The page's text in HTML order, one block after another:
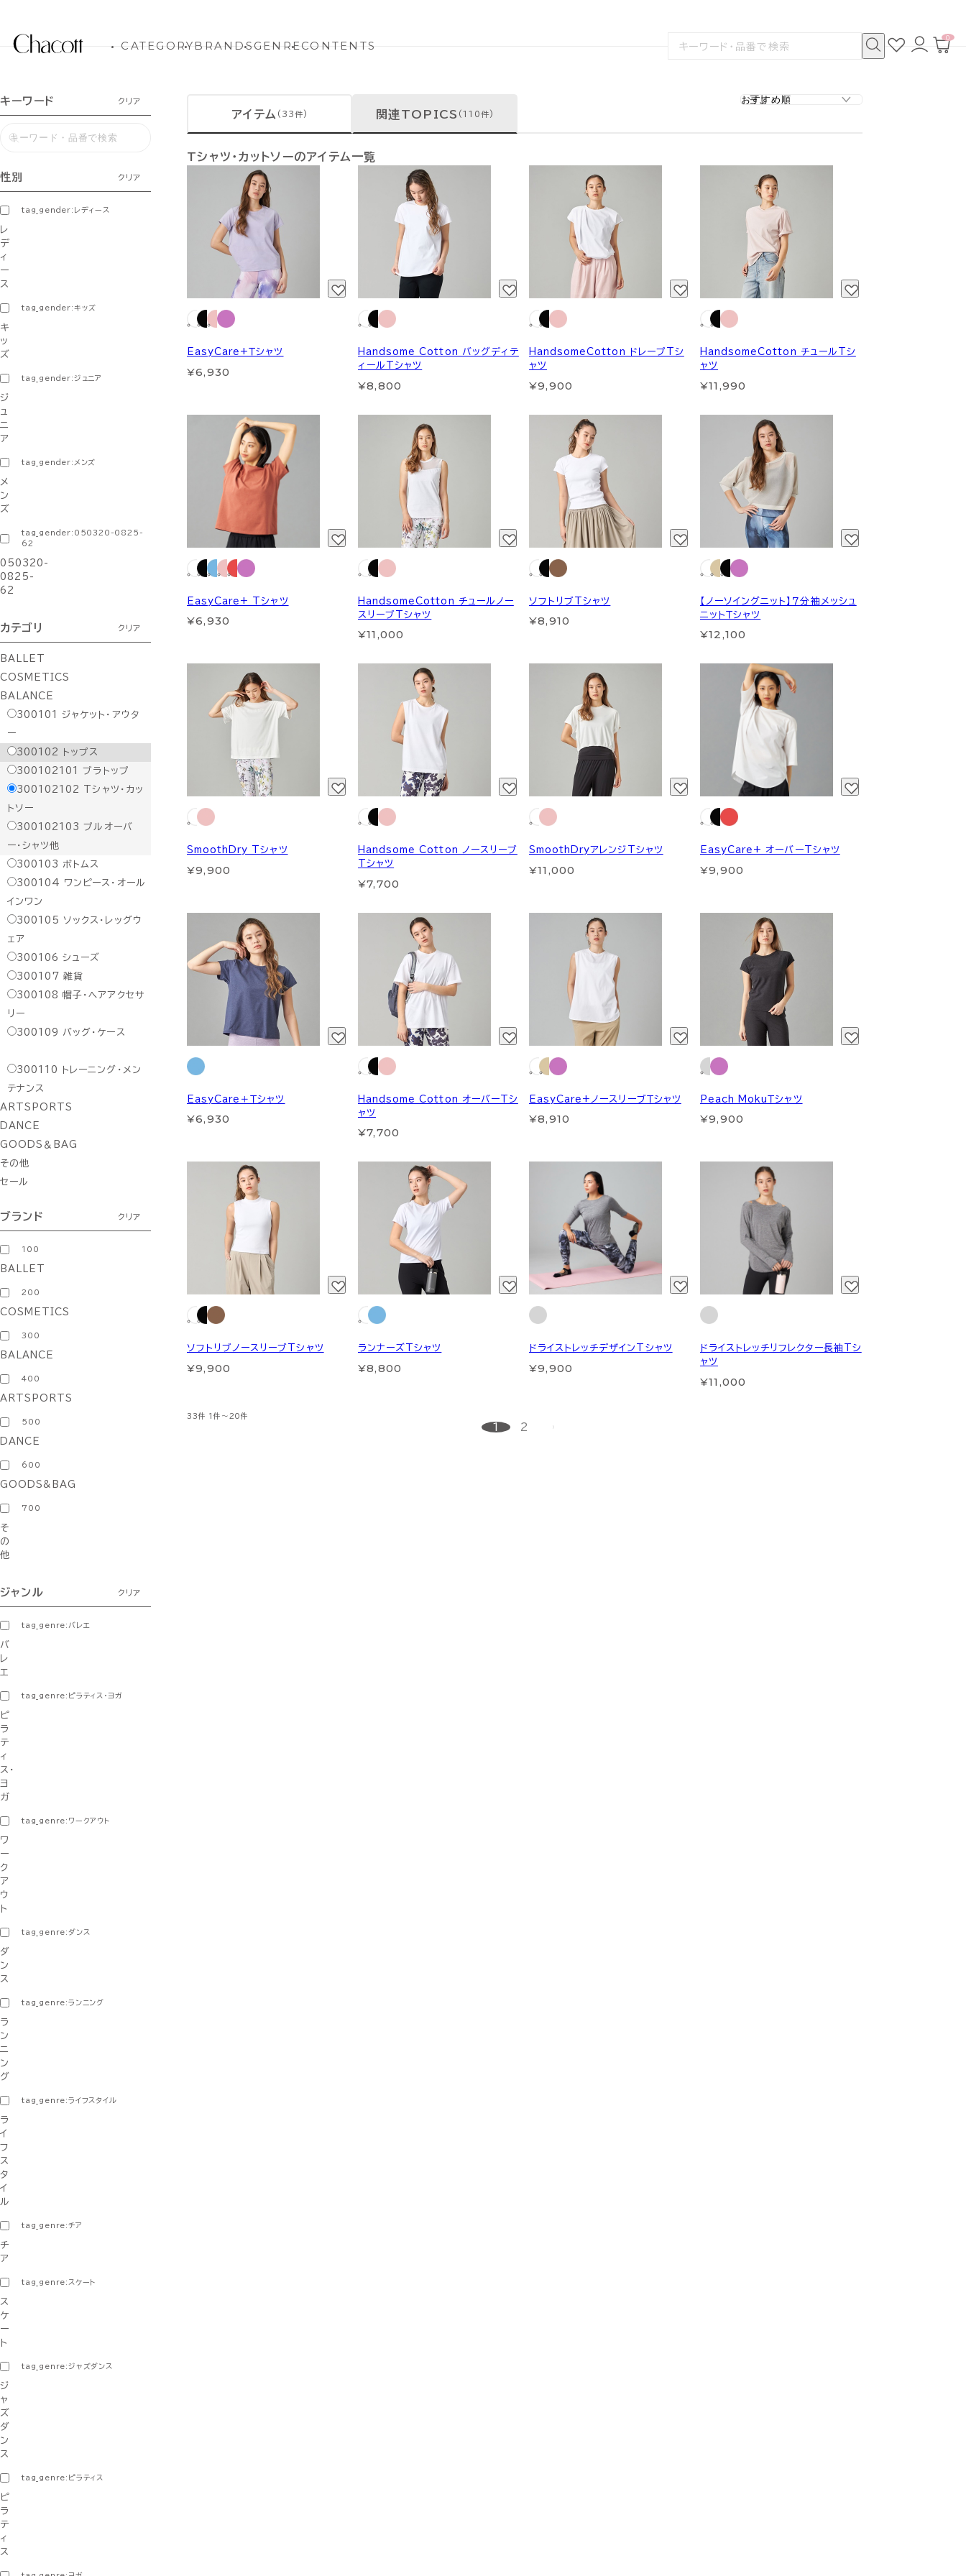
CATEGORYBRANDSGENRECONTENTS
検
お
気
ロ
グ
カ
0
キーワード クリア
性別 クリア
tag_gender:レディース
レ
デ
ィ
ー
ス
tag_gender:キッズ
キ
ッ
ズ
tag_gender:ジュニア
ジ
ュ
ニ
ア
tag_gender:メンズ
メ
ン
ズ
tag_gender:050320-0825-
62
050320-
0825-
62
カテゴリ クリア
BALLET
COSMETICS
BALANCE
300101
ジャケット・アウタ
ー
300102
トップス
300102101
ブラトップ
300102102
Tシャツ・カッ
トソー
300102103 プルオーバ
ー・シャツ他
300103
ボトムス
300104
ワンピース・オール
インワン
300105
ソックス・レッグウ
ェア
300106 シューズ
300107 雑貨
300108 帽子・ヘアアクセサ
リー
300109
バッグ・ケース
300110
トレーニング・メン
テナンス
ARTSPORTS
DANCE
GOODS＆BAG
その他
セール
ブランド クリア
100
BALLET
200
COSMETICS
300
BALANCE
400
ARTSPORTS
500
DANCE
600
GOODS&BAG
700
そ
の
他
ジャンル クリア
tag_genre:バレエ
バ
レ
エ
tag_genre:ピラティス・ヨガ
ピ
ラ
テ
ィ
ス・
ヨ
ガ
tag_genre:ワークアウト
ワ
ー
ク
ア
ウ
ト
tag_genre:ダンス
ダ
ン
ス
tag_genre:ランニング
ラ
ン
ニ
ン
グ
tag_genre:ライフスタイル
ラ
イ
フ
ス
タ
イ
ル
tag_genre:チア
チ
ア
tag_genre:スケート
ス
ケ
ー
ト
tag_genre:ジャズダンス
ジ
ャ
ズ
ダ
ン
ス
tag_genre:ピラティス
ピ
ラ
テ
ィ
ス
アイテム (33件) 関連TOPICS (110件)
Tシャツ・カットソーのアイテム一覧
EasyCare+Ｔシャツ
¥6,930
Handsome Cotton バッグディテ
ィールTシャツ
¥8,800
HandsomeCotton ドレープTシ
ャツ
¥9,900
HandsomeCotton チュールTシ
ャツ
¥11,990
EasyCare+ Tシャツ
¥6,930
HandsomeCotton チュールノー
スリーブTシャツ
¥11,000
ソフトリブTシャツ
¥8,910
【ノーソイングニット】７分袖メッシュ
ニットＴシャツ
¥12,100
SmoothDry Tシャツ
¥9,900
Handsome Cotton ノースリーブ
Tシャツ
¥7,700
SmoothDryアレンジTシャツ
¥11,000
EasyCare+ オーバーTシャツ
¥9,900
EasyCare＋Ｔシャツ
¥6,930
Handsome Cotton オーバーTシ
ャツ
¥7,700
EasyCare+ノースリーブＴシャツ
¥8,910
Peach MokuＴシャツ
¥9,900
ソフトリブノースリーブTシャツ
¥9,900
ランナーズTシャツ
¥8,800
ドライストレッチデザインTシャツ
¥9,900
ドライストレッチリフレクター長袖Tシ
ャツ
¥11,000
33件 1件～20件
1 2